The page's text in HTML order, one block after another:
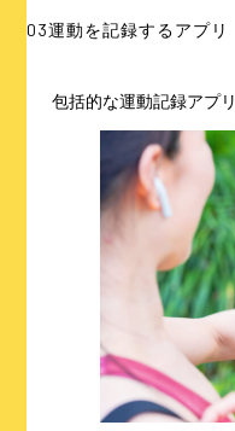
03運動を記録するアプリ
包括的な運動記録アプリ